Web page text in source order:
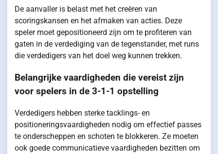
De aanvaller is belast met het creëren van
scoringskansen en het afmaken van acties. Deze
speler moet gepositioneerd zijn om te profiteren van
gaten in de verdediging van de tegenstander, met runs
die verdedigers van het doel weg kunnen trekken.
Belangrijke vaardigheden die vereist zijn
voor spelers in de 3-1-1 opstelling
Verdedigers hebben sterke tacklings- en
positioneringsvaardigheden nodig om effectief passes
te onderscheppen en schoten te blokkeren. Ze moeten
ook goede communicatieve vaardigheden bezitten om